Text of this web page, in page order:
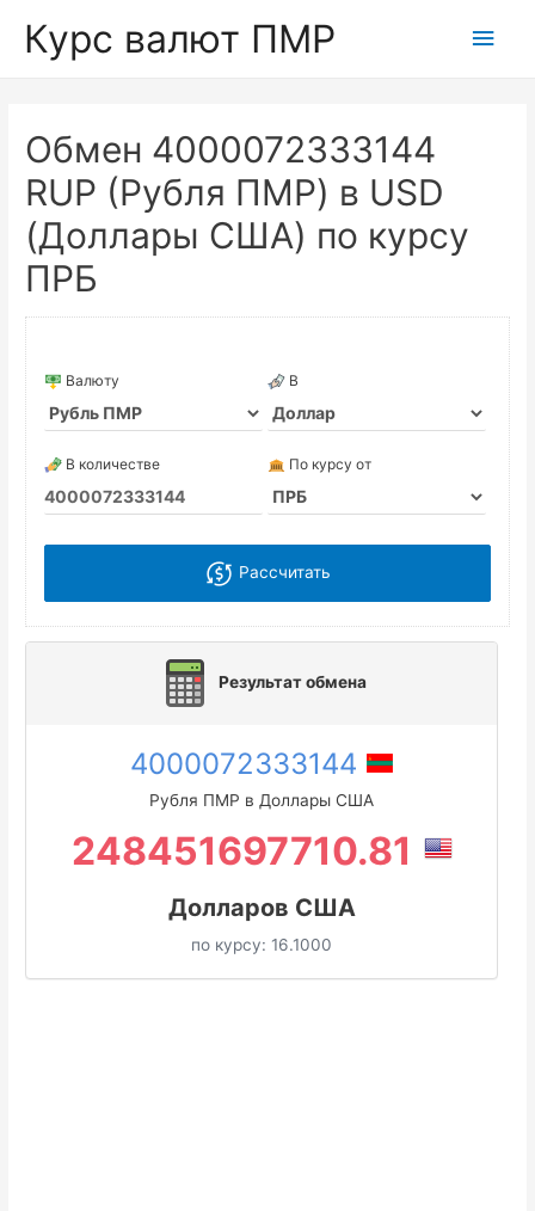
Курс валют ПМР
Обмен 4000072333144
RUP (Рубля ПМР) в USD
(Доллары США) по курсу
ПРБ
Валюту В
В количестве По курсу от
Рассчитать
Результат обмена
4000072333144
Рубля ПМР в Доллары США
248451697710.81
Долларов США
по курсу: 16.1000